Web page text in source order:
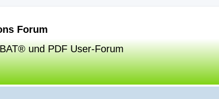
Forum
und PDF User-Forum